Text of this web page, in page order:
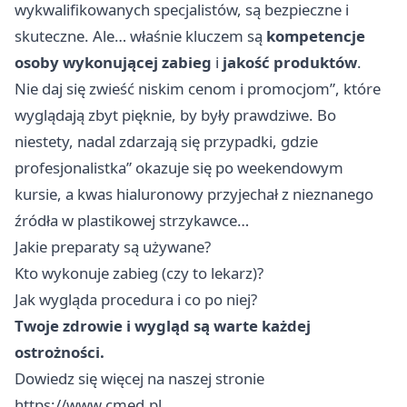
wykwalifikowanych specjalistów, są bezpieczne i
skuteczne. Ale… właśnie kluczem są kompetencje
osoby wykonującej zabieg i jakość produktów.
Nie daj się zwieść niskim cenom i promocjom”, które
wyglądają zbyt pięknie, by były prawdziwe. Bo
niestety, nadal zdarzają się przypadki, gdzie
profesjonalistka” okazuje się po weekendowym
kursie, a kwas hialuronowy przyjechał z nieznanego
źródła w plastikowej strzykawce…
Jakie preparaty są używane?
Kto wykonuje zabieg (czy to lekarz)?
Jak wygląda procedura i co po niej?
Twoje zdrowie i wygląd są warte każdej
ostrożności.
Dowiedz się więcej na naszej stronie